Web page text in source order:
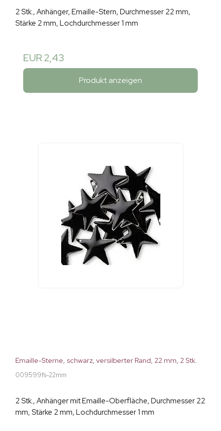
2 Stk., Anhänger, Emaille-Stern, Durchmesser 22 mm,
Stärke 2 mm, Lochdurchmesser 1 mm
EUR 2,43
Produkt anzeigen
Emaille-Sterne, schwarz, versilberter Rand, 22 mm, 2 Stk.
009599fs-22mm
2 Stk., Anhänger mit Emaille-Oberfläche, Durchmesser 22
mm, Stärke 2 mm, Lochdurchmesser 1 mm